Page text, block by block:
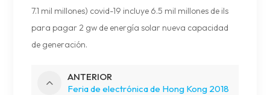
7.1 mil millones) covid-19 incluye 6.5 mil millones de ils
para pagar 2 gw de energía solar nueva capacidad
de generación.
ANTERIOR
Feria de electrónica de Hong Kong 2018